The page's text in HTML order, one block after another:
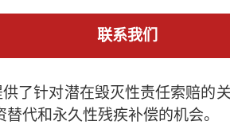
联系我们
了针对潜在毁灭性责任索赔的
代和永久性残疾补偿的机会。